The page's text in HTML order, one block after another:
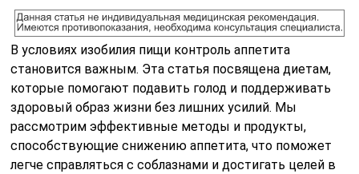
В условиях изобилия пищи контроль аппетита
становится важным. Эта статья посвящена диетам,
которые помогают подавить голод и поддерживать
здоровый образ жизни без лишних усилий. Мы
рассмотрим эффективные методы и продукты,
способствующие снижению аппетита, что поможет
легче справляться с соблазнами и достигать целей в